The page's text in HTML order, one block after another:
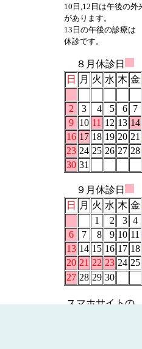
10日,12日は午後の外
があります。
13日の午後の診療は
休診です。
８ 月休診日
日
月 火 水 木 金
2
3 4 5 6 7
9 10 11 12 13 14
16 17 18 19 20 21
23 24 25 26 27 28
30 31
９ 月休診日
日
月 火 水 木 金
1
2 3 4
6
7 8 9 10 11
13 14 15 16 17 18
20 21 22 23 24 25
27 28 29 30
スマホサイトの